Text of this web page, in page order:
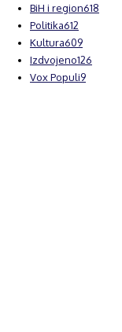
BiH i region618
Politika612
Kultura609
Izdvojeno126
Vox Populi9